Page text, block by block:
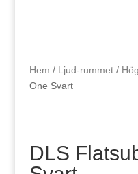
Hem / Ljud-rummet/
One Svart
DLS